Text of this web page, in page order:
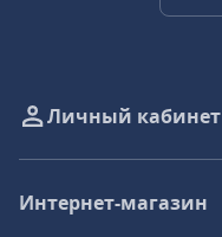
Личный кабинет
Интернет-магазин